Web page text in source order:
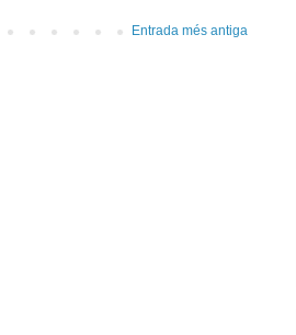
Entrada més antiga